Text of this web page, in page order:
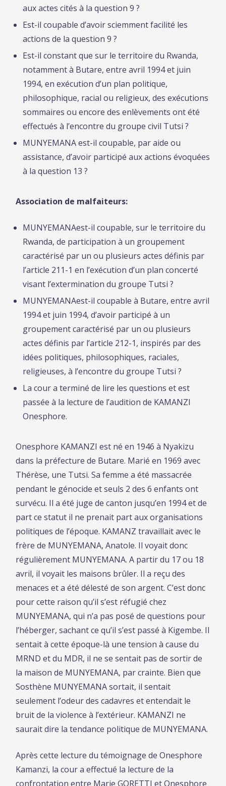
aux actes cités à la question 9 ?
Est-il coupable d’avoir sciemment facilité les
actions de la question 9 ?
Est-il constant que sur le territoire du Rwanda,
notamment à Butare, entre avril 1994 et juin
1994, en exécution d’un plan politique,
philosophique, racial ou religieux, des exécutions
sommaires ou encore des enlèvements ont été
effectués à l’encontre du groupe civil Tutsi ?
MUNYEMANA est-il coupable, par aide ou
assistance, d’avoir participé aux actions évoquées
à la question 13 ?
Association de malfaiteurs:
MUNYEMANAest-il coupable, sur le territoire du
Rwanda, de participation à un groupement
caractérisé par un ou plusieurs actes définis par
l’article 211-1 en l’exécution d’un plan concerté
visant l’extermination du groupe Tutsi ?
MUNYEMANAest-il coupable à Butare, entre avril
1994 et juin 1994, d’avoir participé à un
groupement caractérisé par un ou plusieurs
actes définis par l’article 212-1, inspirés par des
idées politiques, philosophiques, raciales,
religieuses, à l’encontre du groupe Tutsi ?
La cour a terminé de lire les questions et est
passée à la lecture de l’audition de KAMANZI
Onesphore.
Onesphore KAMANZI est né en 1946 à Nyakizu
dans la préfecture de Butare. Marié en 1969 avec
Thérèse, une Tutsi. Sa femme a été massacrée
pendant le génocide et seuls 2 des 6 enfants ont
survécu. Il a été juge de canton jusqu’en 1994 et de
part ce statut il ne prenait part aux organisations
politiques de l’époque. KAMANZ travaillait avec le
frère de MUNYEMANA, Anatole. Il voyait donc
régulièrement MUNYEMANA. A partir du 17 ou 18
avril, il voyait les maisons brûler. Il a reçu des
menaces et a été délesté de son argent. C’est donc
pour cette raison qu’il s’est réfugié chez
MUNYEMANA, qui n’a pas posé de questions pour
l’héberger, sachant ce qu’il s’est passé à Kigembe. Il
sentait à cette époque-là une tension à cause du
MRND et du MDR, il ne se sentait pas de sortir de
la maison de MUNYEMANA, par crainte. Bien que
Sosthène MUNYEMANA sortait, il sentait
seulement l’odeur des cadavres et entendait le
bruit de la violence à l’extérieur. KAMANZI ne
saurait dire la tendance politique de MUNYEMANA.
Après cette lecture du témoignage de Onesphore
Kamanzi, la cour a effectué la lecture de la
confrontation entre Marie GORETTI et Onesphore